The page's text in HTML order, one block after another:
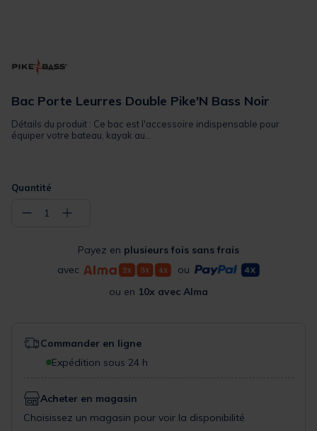
Bac Porte Leurres Double Pike'N Bass Noir
Détails du produit : Ce bac est l'accessoire indispensable pour
équiper votre bateau, kayak au...
Quantité
− 1 +
Payez en plusieurs fois sans frais
avec
ou
ou en 10x avec Alma
Commander en ligne
Expédition sous 24 h
Acheter en magasin
Choisissez un magasin pour voir la disponibilité